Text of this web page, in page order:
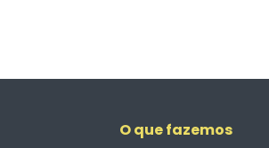
O que fazemos